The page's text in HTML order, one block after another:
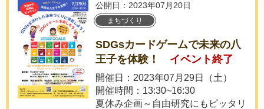
公開日：2023年07月20日
まちづくり
SDGsカードゲームで未来の八
王子を体験！
イベント終了
開催日：2023年07月29日（土）
開催時間：13:30~16:30
夏休み企画～自由研究にもピッタリ